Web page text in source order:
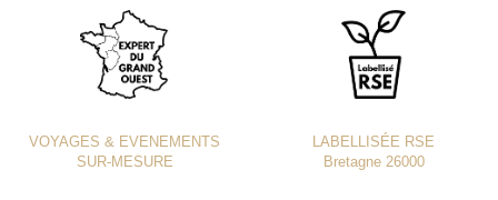
VOYAGES & EVENEMENTS
SUR-MESURE
LABELLISÉE RSE
Bretagne 26000